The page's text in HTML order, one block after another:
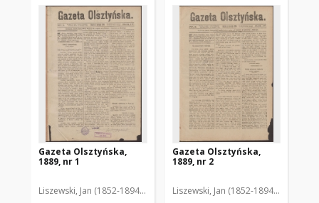
Gazeta Olsztyńska,
1889, nr 1
Liszewski, Jan (1852-1894). Red.
Gazeta Olsztyńska,
1889, nr 2
Liszewski, Jan (1852-1894). Red.